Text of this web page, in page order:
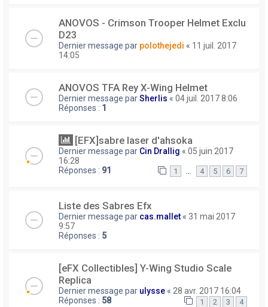
ANOVOS - Crimson Trooper Helmet Exclu
D23
Dernier message par polothejedi « 11 juil. 2017
14:05
ANOVOS TFA Rey X-Wing Helmet
Dernier message parSherlis « 04 juil. 2017 8:06
Réponses : 1
[EFX]sabre laser d'ahsoka
Dernier message par Cin Drallig « 05 juin 2017
16:28
Réponses : 91 1 … 4 5 6 7
Liste des Sabres Efx
Dernier message par cas.mallet « 31 mai 2017
9:57
Réponses : 5
[eFX Collectibles] Y-Wing Studio Scale
Replica
Dernier message par ulysse « 28 avr. 2017 16:04
Réponses : 58 1 2 3 4